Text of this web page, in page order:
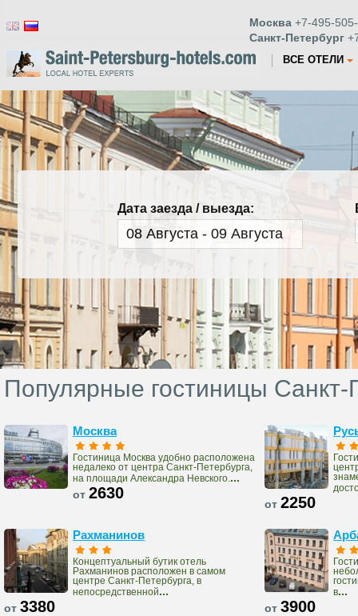
Москва +7-495-
Санкт-Петербург
ВСЕ ОТЕЛИ
Дата заезда / выезда:
Популярные гостиницы Санкт-
Москва
Гостиница Москва удобно расположена
недалеко от центра Санкт-Петербурга,
на площади Александра Невского....
от 2630
от 2250
Рахманинов
Концептуальный бутик отель
Рахманинов расположен в самом
центре Санкт-Петербурга, в
непосредственной...
от 3380
в...
от 3900